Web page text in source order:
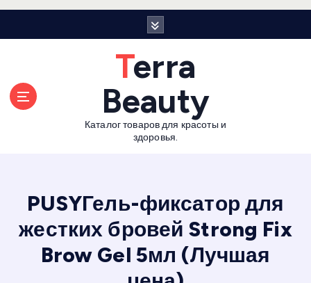
Terra
Beauty
Каталог товаров для красоты и
здоровья.
PUSYГель-фиксатор для
жестких бровей Strong Fix
Brow Gel 5мл (Лучшая